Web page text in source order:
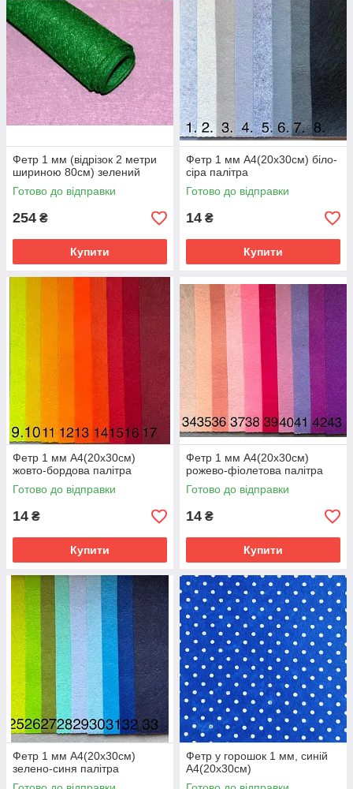
Фетр 1 мм (відрізок 2 метри
шириною 80см) зелений
Готово до відправки
254 ₴
Купити
Фетр 1 мм А4(20х30см) біло-
сіра палітра
Готово до відправки
14 ₴
Купити
Фетр 1 мм А4(20х30см)
жовто-бордова палітра
Готово до відправки
14 ₴
Купити
Фетр 1 мм А4(20х30см)
рожево-фіолетова палітра
Готово до відправки
14 ₴
Купити
Фетр 1 мм А4(20х30см)
зелено-синя палітра
Фетр у горошок 1 мм, синій
А4(20х30см)